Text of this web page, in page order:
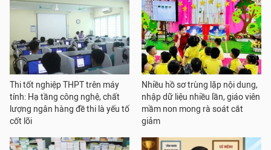
Thi tốt nghiệp THPT trên máy
tính: Hạ tầng công nghệ, chất
lượng ngân hàng đề thi là yếu tố
cốt lõi
Nhiều hồ sơ trùng lặp nội dung,
nhập dữ liệu nhiều lần, giáo viên
mầm non mong rà soát cắt
giảm